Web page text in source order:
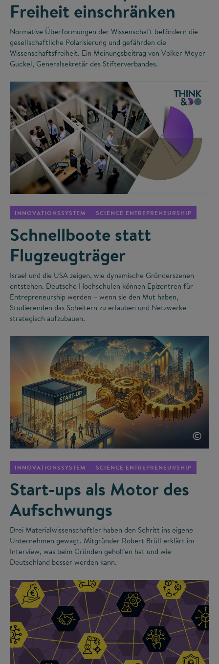
Freiheit einschränken
Normative Überformungen der Wissenschaft befördern die
gesellschaftliche Polarisierung und gefährden die
Wissenschaftsfreiheit. Ein Meinungsbeitrag von Volker Meyer-
Guckel, Generalsekretär des Stifterverbandes.
INNOVATIONSSYSTEM SCIENCE ENTREPRENEURSHIP
Schnellboote statt
Flugzeugträger
Israel und die USA zeigen, wie dynamische Gründerszenen
entstehen. Deutsche Hochschulen können Epizentren für
Entrepreneurship werden – wenn sie den Mut haben,
Studierenden das Scheitern zu erlauben und Netzwerke
strategisch aufzubauen.
©
INNOVATIONSSYSTEM SCIENCE ENTREPRENEURSHIP
Start-ups als Motor des
Aufschwungs
Drei Materialwissenschaftler haben den Schritt ins eigene
Unternehmen gewagt. Mitgründer Robert Brüll erklärt im
Interview, was beim Gründen geholfen hat und wie
Deutschland besser werden kann.